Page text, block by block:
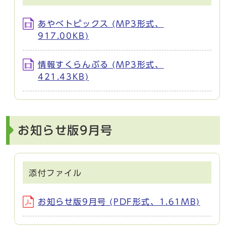
あやべトピックス (MP3形式、
917.00KB)
情報すくらんぶる (MP3形式、
421.43KB)
お知らせ版9月号
添付ファイル
お知らせ版9月号 (PDF形式、1.61MB)